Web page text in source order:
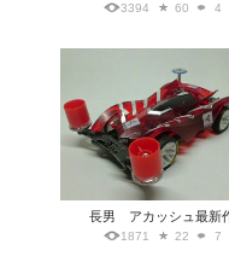
3394 60 4
長男 アカッシュ最新
1871 22 7